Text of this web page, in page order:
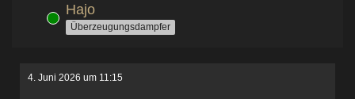
Online Hajo
Überzeugungsdampfer
4. Juni 2026 um 11:15